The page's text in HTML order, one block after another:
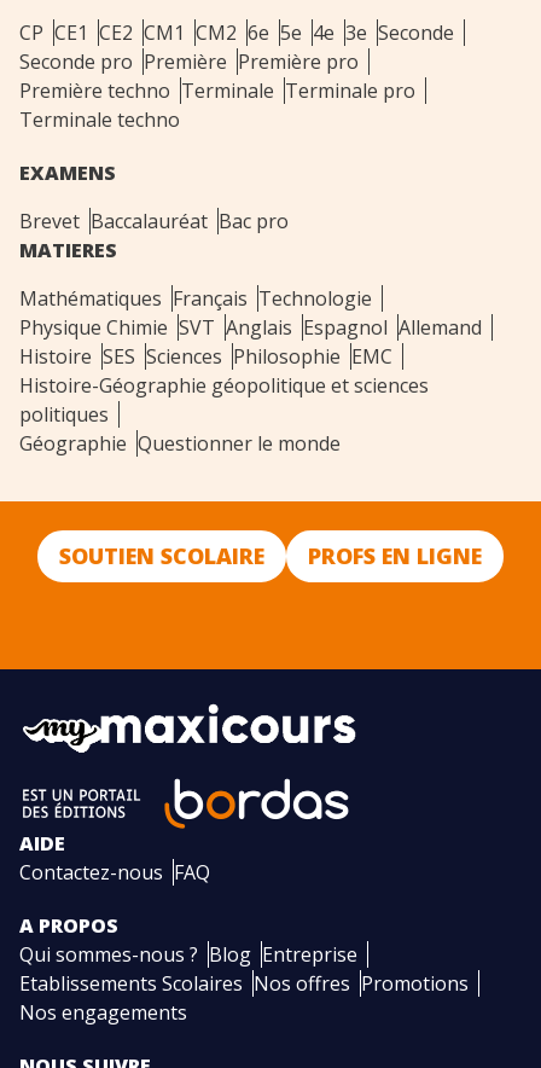
CP CE1 CE2 CM1 CM2 6e 5e 4e 3e Seconde
Seconde pro Première Première pro
Première techno Terminale Terminale pro
Terminale techno
EXAMENS
Brevet Baccalauréat Bac pro
MATIERES
Mathématiques Français Technologie
Physique Chimie SVT Anglais Espagnol Allemand
Histoire SES Sciences Philosophie EMC
Histoire-Géographie géopolitique et sciences
politiques
Géographie Questionner le monde
SOUTIEN SCOLAIRE PROFS EN LIGNE
AIDE
Contactez-nous FAQ
A PROPOS
Qui sommes-nous ? Blog Entreprise
Etablissements Scolaires Nos offres Promotions
Nos engagements